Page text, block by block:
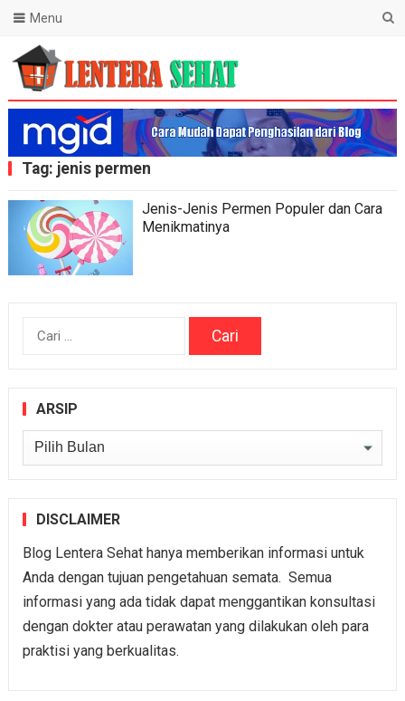
Lentera Sehat
Menu
Tag: jenis permen
Jenis-Jenis Permen Populer dan Cara
Menikmatinya
Cari
ARSIP
Arsip
DISCLAIMER
Blog Lentera Sehat hanya memberikan informasi untuk
Anda dengan tujuan pengetahuan semata. Semua
informasi yang ada tidak dapat menggantikan konsultasi
dengan dokter atau perawatan yang dilakukan oleh para
praktisi yang berkualitas.